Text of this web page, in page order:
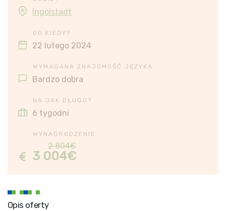
Ingolstadt
OD KIEDY?
22 lutego 2024
WYMAGANA ZNAJOMOŚĆ JĘZYKA
Bardzo dobra
NA JAK DŁUGO?
6 tygodni
WYNAGRODZENIE
2 804€
3 004€
Opis oferty